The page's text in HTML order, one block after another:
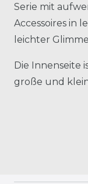
Serie mit
Accessoires in
leichter
Die Innenseite
große und